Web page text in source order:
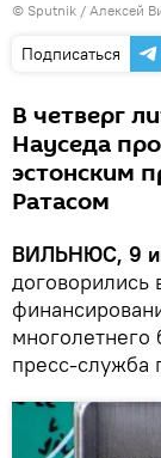
© Sputnik / Алексей
Подписаться
В четверг
Науседа
эстонским
Ратасом
ВИЛЬНЮС, 9
договорились
пресс-служба